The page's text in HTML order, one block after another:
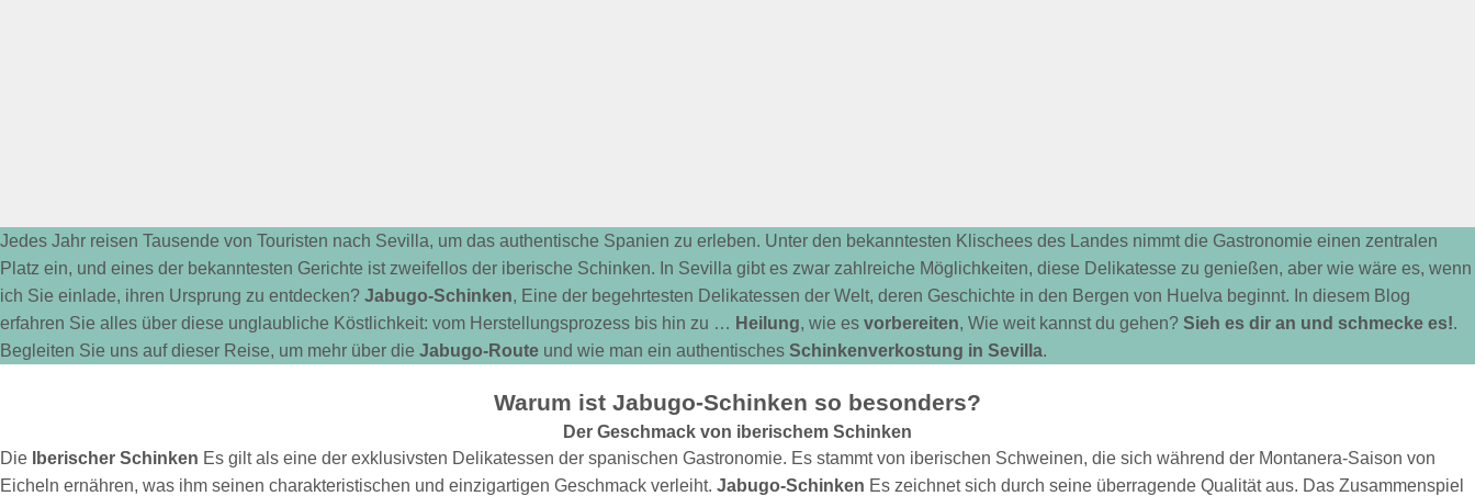
Jedes Jahr reisen Tausende von Touristen nach Sevilla, um das authentische Spanien zu erleben. Unter den bekanntesten Klischees des Landes nimmt die Gastronomie einen zentralen
Platz ein, und eines der bekanntesten Gerichte ist zweifellos der iberische Schinken. In Sevilla gibt es zwar zahlreiche Möglichkeiten, diese Delikatesse zu genießen, aber wie wäre es, wenn
ich Sie einlade, ihren Ursprung zu entdecken? Jabugo-Schinken, Eine der begehrtesten Delikatessen der Welt, deren Geschichte in den Bergen von Huelva beginnt. In diesem Blog
erfahren Sie alles über diese unglaubliche Köstlichkeit: vom Herstellungsprozess bis hin zu … Heilung, wie es vorbereiten, Wie weit kannst du gehen? Sieh es dir an und schmecke es!.
Begleiten Sie uns auf dieser Reise, um mehr über die Jabugo-Route und wie man ein authentisches Schinkenverkostung in Sevilla.
Warum ist Jabugo-Schinken so besonders?
Der Geschmack von iberischem Schinken
Die Iberischer Schinken Es gilt als eine der exklusivsten Delikatessen der spanischen Gastronomie. Es stammt von iberischen Schweinen, die sich während der Montanera-Saison von
Eicheln ernähren, was ihm seinen charakteristischen und einzigartigen Geschmack verleiht. Jabugo-Schinken Es zeichnet sich durch seine überragende Qualität aus. Das Zusammenspiel